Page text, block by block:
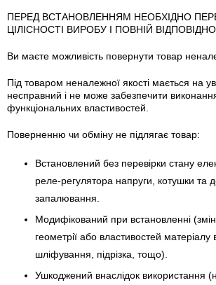
ПЕРЕД ВСТАНОВЛЕННЯМ НЕОБХІДНО
ЦІЛІСНОСТІ ВИРОБУ І ПОВНІЙ
Ви маєте можливість повернути товар
Під товаром неналежної якості мається на
несправний і не може забезпечити
функціональних властивостей.
Поверненню чи обміну не підлягає товар:
Встановлений без перевірки стану
реле-регулято­ра напруги, котушки та
запалювання.
Модифікований при встановленні
геометрії або властивостей матеріалу
шліфування, підрізка, тощо).
Ушкоджений внаслідок використання